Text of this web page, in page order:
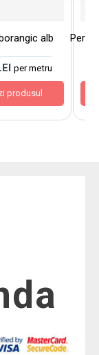
alb
per metru
produsul